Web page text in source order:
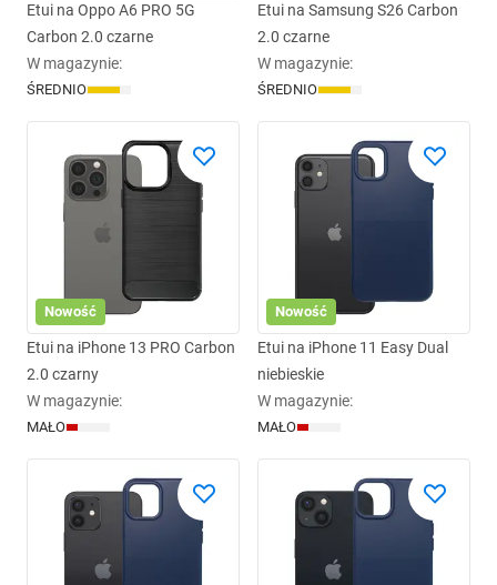
Etui na Oppo A6 PRO 5G
Carbon 2.0 czarne
W magazynie:
ŚREDNIO
Etui na Samsung S26 Carbon
2.0 czarne
W magazynie:
ŚREDNIO
Nowość
Etui na iPhone 13 PRO Carbon
2.0 czarny
W magazynie:
MAŁO
Nowość
Etui na iPhone 11 Easy Dual
niebieskie
W magazynie:
MAŁO